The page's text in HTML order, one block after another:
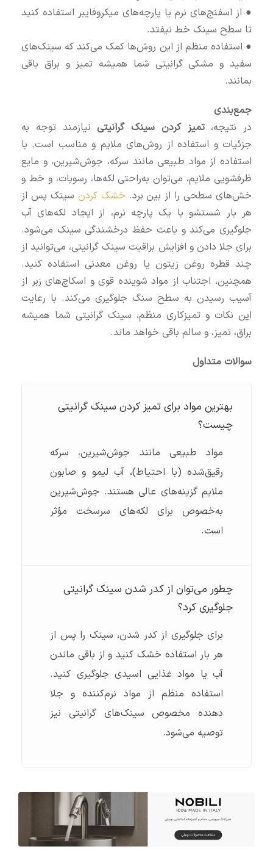
● از اسفنج‌های نرم یا پارچه‌های میکروفایبر استفاده کنید
تا سطح سینک خط نیفتد.
● استفاده منظم از این روش‌ها کمک می‌کند که سینک‌های
سفید و مشکی گرانیتی شما همیشه تمیز و براق باقی
بمانند.
جمع‌بندی
در نتیجه،تمیز کردن سینک گرانیتینیازمند توجه به
جزئیات و استفاده از روش‌های ملایم و مناسب است. با
استفاده از مواد طبیعی مانند سرکه، جوش‌شیرین، و مایع
ظرفشویی ملایم، می‌توان به‌راحتی لکه‌ها، رسوبات، و خط و
خش‌های سطحی را از بین برد. خشک کردن سینک پس از
هر بار شستشو با یک پارچه نرم، از ایجاد لکه‌های آب
جلوگیری می‌کند و باعث حفظ درخشندگی سینک می‌شود.
برای جلا دادن و افزایش براقیت سینک گرانیتی، می‌توانید از
چند قطره روغن زیتون یا روغن معدنی استفاده کنید.
همچنین، اجتناب از مواد شوینده قوی و اسکاچ‌های زبر از
آسیب رسیدن به سطح سنگ جلوگیری می‌کند. با رعایت
این نکات و تمیزکاری منظم، سینک گرانیتی شما همیشه
براق، تمیز، و سالم باقی خواهد ماند.
سوالات متداول
بهترین مواد برای تمیز کردن سینک گرانیتی
چیست؟
مواد طبیعی مانند جوش‌شیرین، سرکه
رقیق‌شده (با احتیاط)، آب لیمو و صابون
ملایم گزینه‌های عالی هستند. جوش‌شیرین
به‌خصوص برای لکه‌های سرسخت مؤثر
است.
چطور می‌توان از کدر شدن سینک گرانیتی
جلوگیری کرد؟
برای جلوگیری از کدر شدن، سینک را پس از
هر بار استفاده خشک کنید و از باقی ماندن
آب یا مواد غذایی اسیدی جلوگیری کنید.
استفاده منظم از مواد نرم‌کننده و جلا
دهنده مخصوص سینک‌های گرانیتی نیز
توصیه می‌شود.